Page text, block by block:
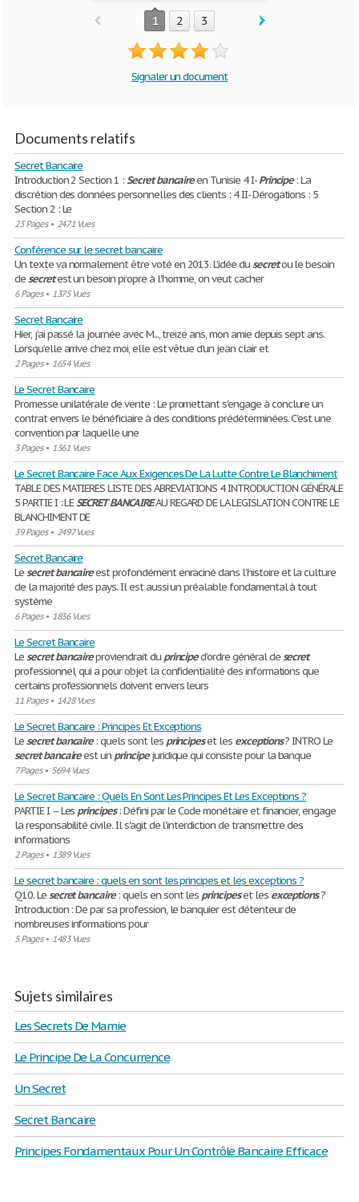
1 2 3
Signaler un document
Documents relatifs
Secret Bancaire
Introduction 2 Section 1 :Secretbancaireen Tunisie 4 I-Principe: La
discrétion des données personnelles des clients : 4 II- Dérogations : 5
Section 2 : Le
23 Pages• 2471 Vues
Conférence sur le secret bancaire
Un texte va normalement être voté en 2013. L'idée dusecretou le besoin
desecretest un besoin propre à l'homme, on veut cacher
6 Pages• 1375 Vues
Secret Bancaire
Hier, j’ai passé la journée avec M..., treize ans, mon amie depuis sept ans.
Lorsqu’elle arrive chez moi, elle est vêtue d’un jean clair et
2 Pages• 1654 Vues
Le Secret Bancaire
Promesse unilatérale de vente : Le promettant s'engage à conclure un
contrat envers le bénéficiaire à des conditions prédéterminées. C'est une
convention par laquelle une
3 Pages• 1361 Vues
Le Secret Bancaire Face Aux Exigences De La Lutte Contre Le Blanchiment
TABLE DES MATIERES LISTE DES ABREVIATIONS 4 INTRODUCTION GÉNÉRALE
5 PARTIE I : LESECRET BANCAIREAU REGARD DE LA LEGISLATION CONTRE LE
BLANCHIMENT DE
39 Pages• 2497 Vues
Secret Bancaire
Lesecretbancaireest profondément enraciné dans l’histoire et la culture
de la majorité des pays. Il est aussi un préalable fondamental à tout
système
6 Pages• 1836 Vues
Le Secret Bancaire
Lesecretbancaireproviendrait duprinciped’ordre général desecret
professionnel, qui a pour objet la confidentialité des informations que
certains professionnels doivent envers leurs
11 Pages• 1428 Vues
Le Secret Bancaire : Principes Et Exceptions
Lesecretbancaire: quels sont les principeset les exceptions? INTRO Le
secretbancaireest un principejuridique qui consiste pour la banque
7 Pages• 5694 Vues
Le Secret Bancaire : Quels En Sont Les Principes Et Les Exceptions ?
PARTIE I – Les principes: Défini par le Code monétaire et financier, engage
la responsabilité civile. Il s'agit de l'interdiction de transmettre des
informations
2 Pages• 1389 Vues
Le secret bancaire : quels en sont les principes et les exceptions ?
Q10. Lesecret bancaire: quels en sont les principeset les exceptions?
Introduction : De par sa profession, le banquier est détenteur de
nombreuses informations pour
5 Pages• 1483 Vues
Sujets similaires
Les Secrets De Mamie
Le Principe De La Concurrence
Un Secret
Secret Bancaire
Principes Fondamentaux Pour Un Contrôle Bancaire Efficace